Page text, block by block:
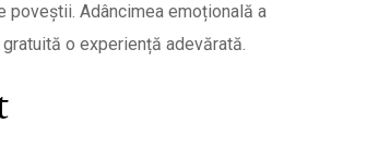
Adâncimea emoțională a
o experiență adevărată.